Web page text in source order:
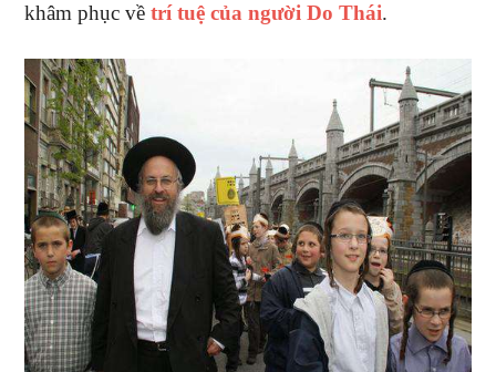
khâm phục vềtrí tuệ của người Do Thái.